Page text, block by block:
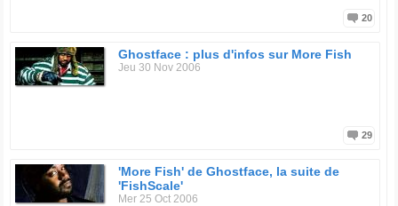
20
Ghostface : plus d'infos sur More Fish
Jeu 30 Nov 2006
29
'More Fish' de Ghostface, la suite de
'FishScale'
Mer 25 Oct 2006